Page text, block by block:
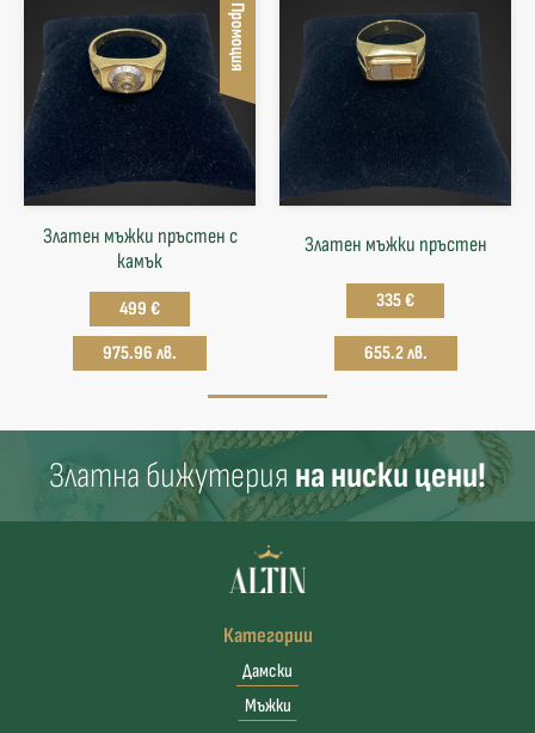
Промоция
Златен мъжки пръстен с
камък
499 €
975.96 лв.
Златен мъжки пръстен
335 €
655.2 лв.
Златна бижутерия на ниски цени!
Категории
Дамски
Мъжки